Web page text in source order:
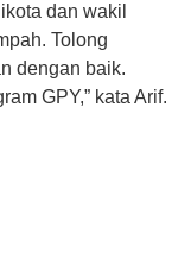
dan wakil
Tolong
dengan baik.
GPY,” kata Arif.